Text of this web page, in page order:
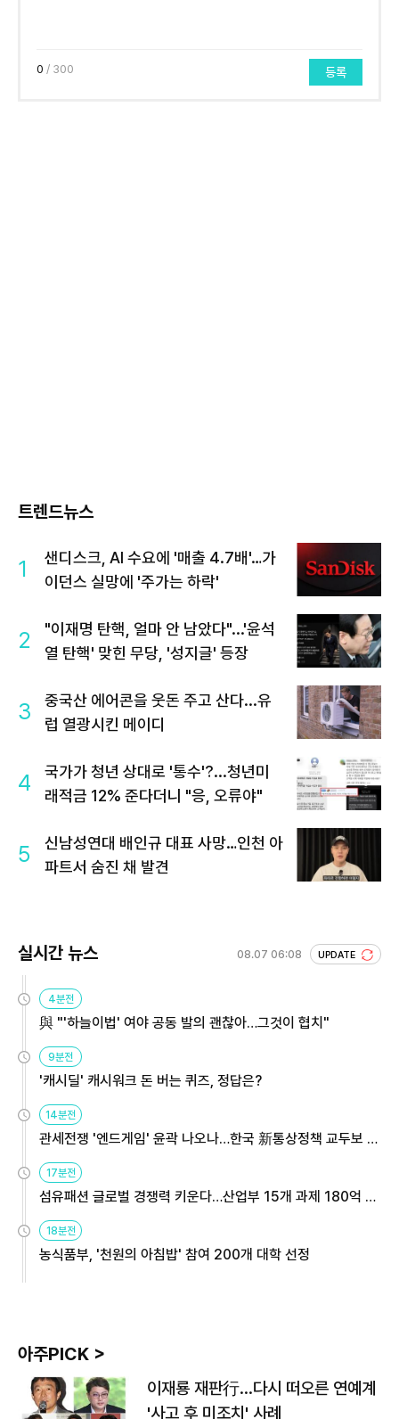
0 / 300 등록
트렌드뉴스
1
샌디스크, AI 수요에 '매출 4.7배'…가
이던스 실망에 '주가는 하락'
2
"이재명 탄핵, 얼마 안 남았다"...'윤석
열 탄핵' 맞힌 무당, '성지글' 등장
3
중국산 에어콘을 웃돈 주고 산다...유
럽 열광시킨 메이디
4
국가가 청년 상대로 '통수'?...청년미
래적금 12% 준다더니 "응, 오류야"
5
신남성연대 배인규 대표 사망…인천 아
파트서 숨진 채 발견
실시간 뉴스 08.07 06:08 UPDATE
4분전
與 "'하늘이법' 여야 공동 발의 괜찮아…그것이 협치"
9분전
'캐시딜' 캐시워크 돈 버는 퀴즈, 정답은?
14분전
관세전쟁 '엔드게임' 윤곽 나오나…한국 新통상정책 교두보 활
17분전
섬유패션 글로벌 경쟁력 키운다…산업부 15개 과제 180억 지
18분전
농식품부, '천원의 아침밥' 참여 200개 대학 선정
아주PICK >
이재룡 재판行…다시 떠오른 연예계
'사고 후 미조치' 사례